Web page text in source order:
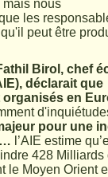
mais nous
les
peut être
Birol, chef
déclarait
en
pour une
l’AIE estime
428 Milliards
le Moyen Orient